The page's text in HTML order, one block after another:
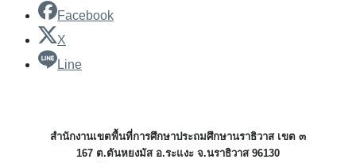
Facebook
X
Line
สำนักงานเขตพื้นที่การศึกษาประถมศึกษานราธิวาส เขต ๓
167 ต.ตันหยงมัส อ.ระแงะ จ.นราธิวาส 96130